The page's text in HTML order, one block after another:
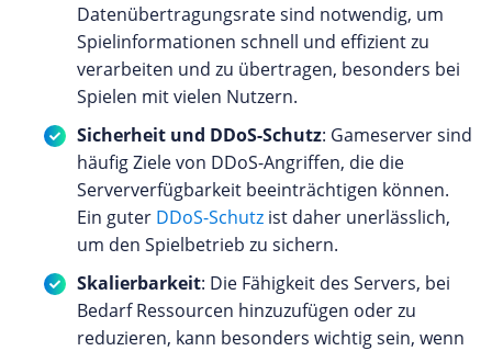
Datenübertragungsrate sind notwendig, um
Spielinformationen schnell und effizient zu
verarbeiten und zu übertragen, besonders bei
Spielen mit vielen Nutzern.
Sicherheit und DDoS-Schutz: Gameserver sind
häufig Ziele von DDoS-Angriffen, die die
Serververfügbarkeit beeinträchtigen können.
Ein guter DDoS-Schutz ist daher unerlässlich,
um den Spielbetrieb zu sichern.
Skalierbarkeit: Die Fähigkeit des Servers, bei
Bedarf Ressourcen hinzuzufügen oder zu
reduzieren, kann besonders wichtig sein, wenn